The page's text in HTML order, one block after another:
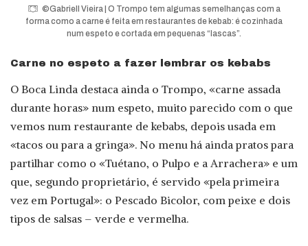
©Gabriell Vieira | O Trompo tem algumas semelhanças com a
forma como a carne é feita em restaurantes de kebab: é cozinhada
num espeto e cortada em pequenas “lascas”.
Carne no espeto a fazer lembrar os kebabs
O Boca Linda destaca ainda o Trompo, «carne assada
durante horas» num espeto, muito parecido com o que
vemos num restaurante de kebabs, depois usada em
«tacos ou para a gringa». No menu há ainda pratos para
partilhar como o «Tuétano, o Pulpo e a Arrachera» e um
que, segundo proprietário, é servido «pela primeira
vez em Portugal»: o Pescado Bicolor, com peixe e dois
tipos de salsas – verde e vermelha.